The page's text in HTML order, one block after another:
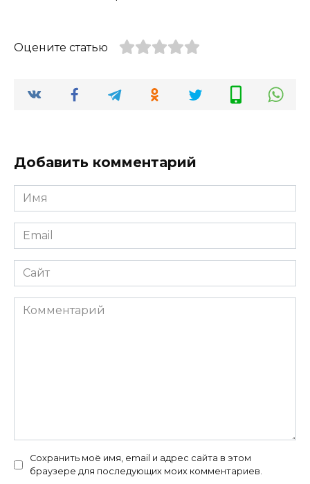
Оцените статью
Добавить комментарий
Имя
*
Email
*
Сайт
Комментарий
Сохранить моё имя, email и адрес сайта в этом
браузере для последующих моих комментариев.